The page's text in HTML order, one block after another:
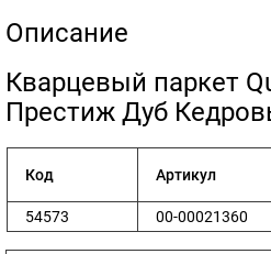
Описание
​Кварцевый паркет
Престиж Дуб
Код Артикул
54573 00-00021360